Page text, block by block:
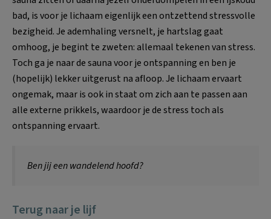
bad, is voor je lichaam eigenlijk een ontzettend stressvolle
bezigheid. Je ademhaling versnelt, je hartslag gaat
omhoog, je begint te zweten: allemaal tekenen van stress.
Toch ga je naar de sauna voor je ontspanning en ben je
(hopelijk) lekker uitgerust na afloop. Je lichaam ervaart
ongemak, maar is ook in staat om zich aan te passen aan
alle externe prikkels, waardoor je de stress toch als
ontspanning ervaart.
Ben jij een wandelend hoofd?
Terug naar je lijf